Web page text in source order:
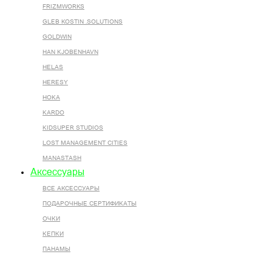
FRIZMWORKS
GLEB KOSTIN .SOLUTIONS
GOLDWIN
HAN KJOBENHAVN
HELAS
HERESY
HOKA
KARDO
KIDSUPER STUDIOS
LOST MANAGEMENT CITIES
MANASTASH
Аксессуары
ВСЕ AКСЕССУАРЫ
ПОДАРОЧНЫЕ СЕРТИФИКАТЫ
ОЧКИ
КЕПКИ
ПАНАМЫ